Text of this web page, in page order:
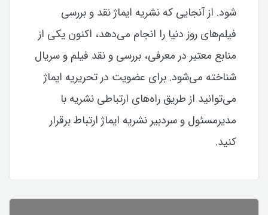
شود. از آنجایی که نشریه ایماژ نقد و بررسی
فیلم‌های روز دنیا را انجام می‌دهد، اکنون یکی از
منابع معتبر در معرفی، بررسی و نقد فیلم و سریال
شناخته می‌شود. برای عضویت در تحریریه ایماژ
می‌توانید از طریق راه‌های ارتباطی نشریه با
مدیرمسئول و سردبیر نشریه ایماژ ارتباط برقرار
کنید.